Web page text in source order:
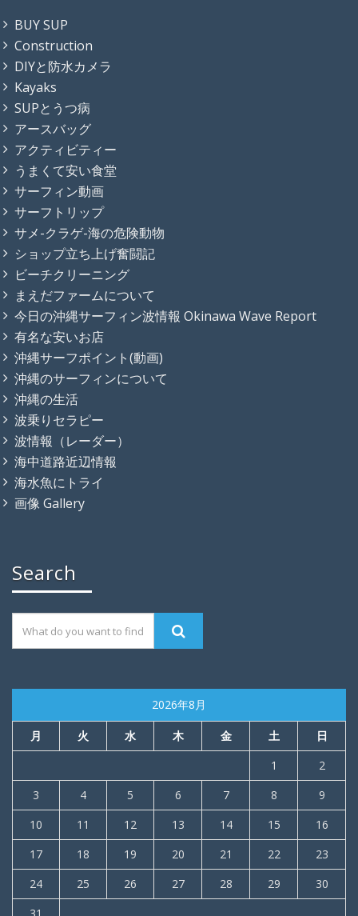
Categories
BUY SUP
Construction
DIYと防水カメラ
Kayaks
SUPとうつ病
アースバッグ
アクティビティー
うまくて安い食堂
サーフィン動画
サーフトリップ
サメ-クラゲ-海の危険動物
ショップ立ち上げ奮闘記
ビーチクリーニング
まえだファームについて
今日の沖縄サーフィン波情報 Okinawa Wave Report
有名な安いお店
沖縄サーフポイント(動画)
沖縄のサーフィンについて
沖縄の生活
波乗りセラピー
波情報（レーダー）
海中道路近辺情報
Search
2026年8月
月 火 水 木 金 土
日
1
2
3
4 5 6 7 8
9
10
11 12 13 14 15
16
17
18 19 20 21 22 23